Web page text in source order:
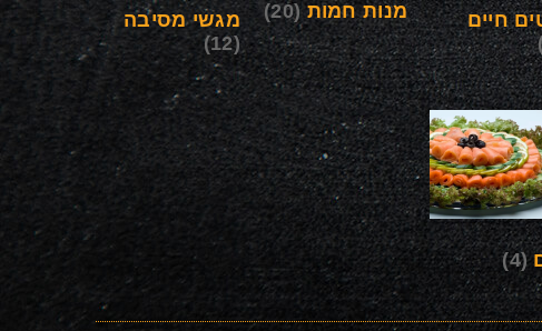
חיים
מנות חמות(20)
מגשי מסיבה
(12)
(4)